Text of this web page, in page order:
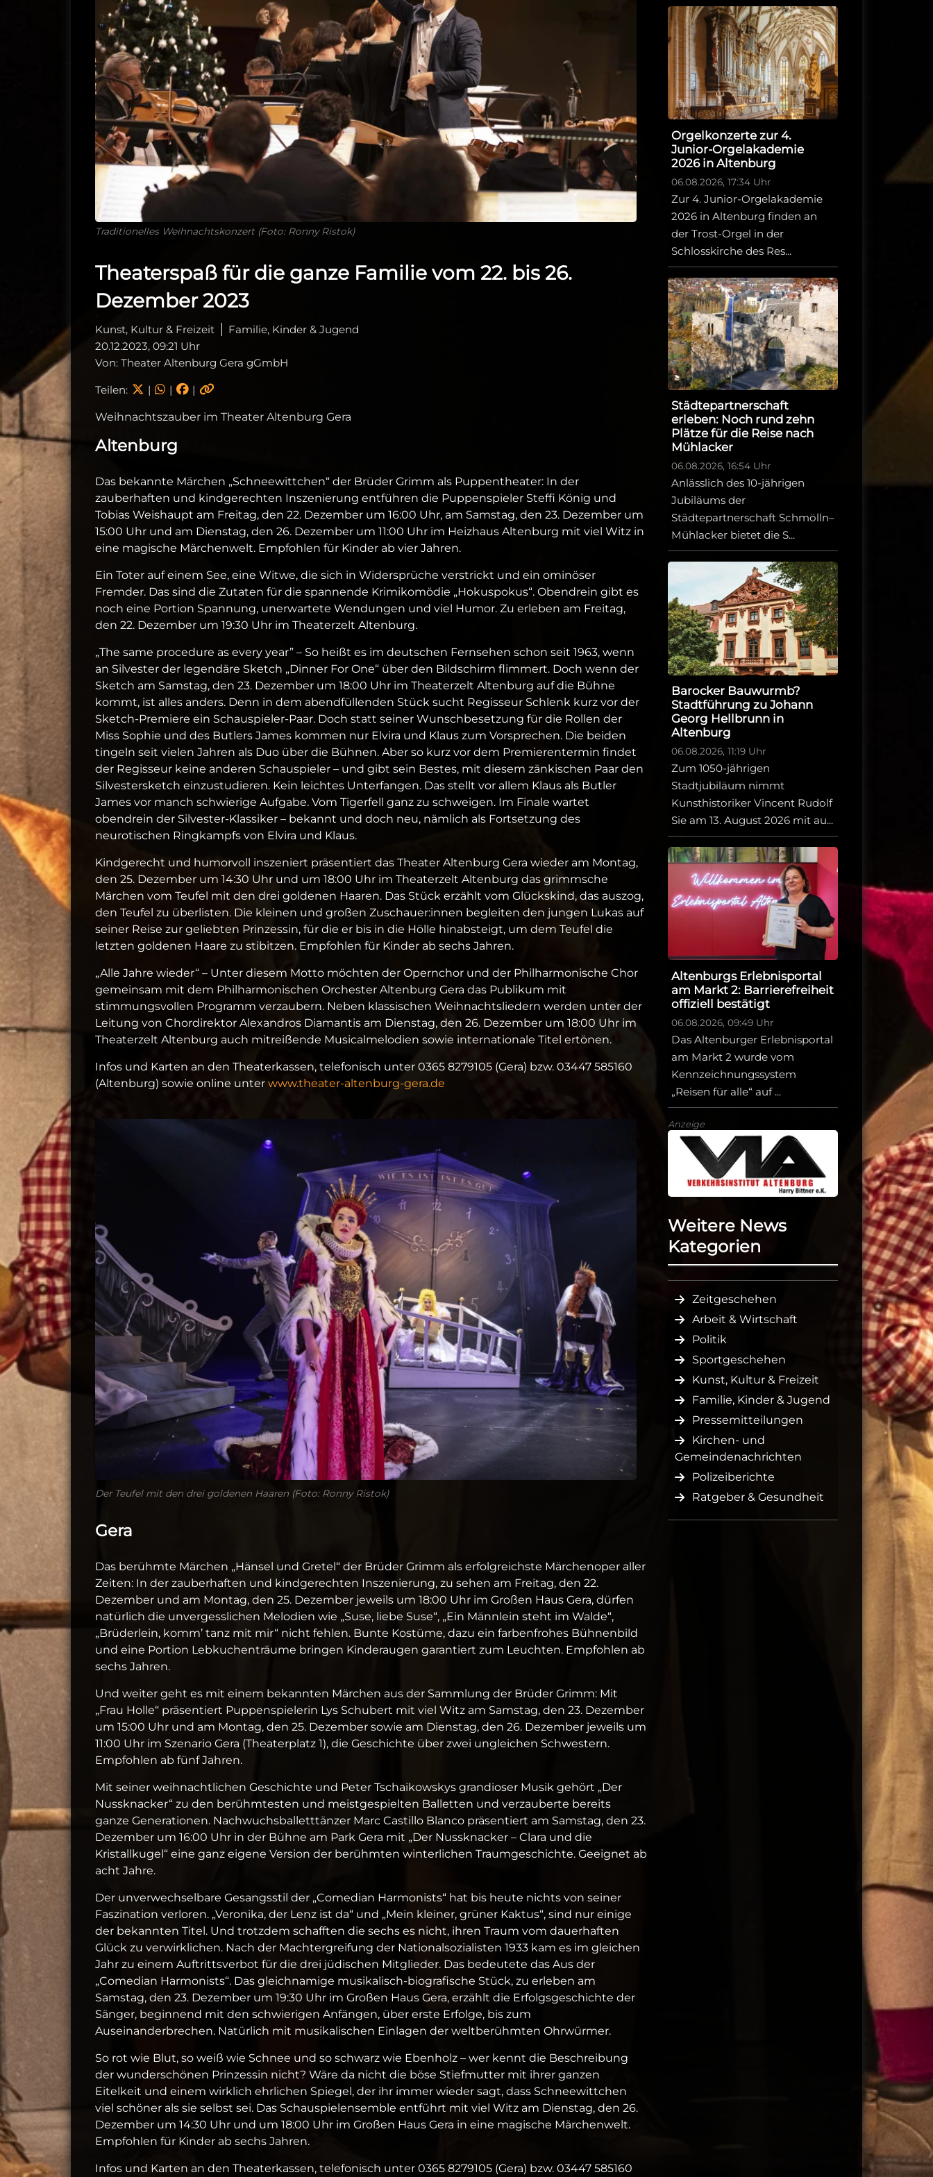
Traditionelles Weihnachtskonzert (Foto: Ronny Ristok)
Theaterspaß für die ganze Familie vom 22. bis 26.
Dezember 2023
Kunst, Kultur & Freizeit
Familie, Kinder & Jugend
20.12.2023, 09:21 Uhr
Von: Theater Altenburg Gera gGmbH
Teilen: | | |
Weihnachtszauber im Theater Altenburg Gera
Altenburg
Das bekannte Märchen „Schneewittchen“ der Brüder Grimm als Puppentheater: In der
zauberhaften und kindgerechten Inszenierung entführen die Puppenspieler Steffi König und
Tobias Weishaupt am Freitag, den 22. Dezember um 16:00 Uhr, am Samstag, den 23. Dezember um
15:00 Uhr und am Dienstag, den 26. Dezember um 11:00 Uhr im Heizhaus Altenburg mit viel Witz in
eine magische Märchenwelt. Empfohlen für Kinder ab vier Jahren.
Ein Toter auf einem See, eine Witwe, die sich in Widersprüche verstrickt und ein ominöser
Fremder. Das sind die Zutaten für die spannende Krimikomödie „Hokuspokus“. Obendrein gibt es
noch eine Portion Spannung, unerwartete Wendungen und viel Humor. Zu erleben am Freitag,
den 22. Dezember um 19:30 Uhr im Theaterzelt Altenburg.
„The same procedure as every year” – So heißt es im deutschen Fernsehen schon seit 1963, wenn
an Silvester der legendäre Sketch „Dinner For One“ über den Bildschirm flimmert. Doch wenn der
Sketch am Samstag, den 23. Dezember um 18:00 Uhr im Theaterzelt Altenburg auf die Bühne
kommt, ist alles anders. Denn in dem abendfüllenden Stück sucht Regisseur Schlenk kurz vor der
Sketch-Premiere ein Schauspieler-Paar. Doch statt seiner Wunschbesetzung für die Rollen der
Miss Sophie und des Butlers James kommen nur Elvira und Klaus zum Vorsprechen. Die beiden
tingeln seit vielen Jahren als Duo über die Bühnen. Aber so kurz vor dem Premierentermin findet
der Regisseur keine anderen Schauspieler – und gibt sein Bestes, mit diesem zänkischen Paar den
Silvestersketch einzustudieren. Kein leichtes Unterfangen. Das stellt vor allem Klaus als Butler
James vor manch schwierige Aufgabe. Vom Tigerfell ganz zu schweigen. Im Finale wartet
obendrein der Silvester-Klassiker – bekannt und doch neu, nämlich als Fortsetzung des
neurotischen Ringkampfs von Elvira und Klaus.
Kindgerecht und humorvoll inszeniert präsentiert das Theater Altenburg Gera wieder am Montag,
den 25. Dezember um 14:30 Uhr und um 18:00 Uhr im Theaterzelt Altenburg das grimmsche
Märchen vom Teufel mit den drei goldenen Haaren. Das Stück erzählt vom Glückskind, das auszog,
den Teufel zu überlisten. Die kleinen und großen Zuschauer:innen begleiten den jungen Lukas auf
seiner Reise zur geliebten Prinzessin, für die er bis in die Hölle hinabsteigt, um dem Teufel die
letzten goldenen Haare zu stibitzen. Empfohlen für Kinder ab sechs Jahren.
„Alle Jahre wieder“ – Unter diesem Motto möchten der Opernchor und der Philharmonische Chor
gemeinsam mit dem Philharmonischen Orchester Altenburg Gera das Publikum mit
stimmungsvollen Programm verzaubern. Neben klassischen Weihnachtsliedern werden unter der
Leitung von Chordirektor Alexandros Diamantis am Dienstag, den 26. Dezember um 18:00 Uhr im
Theaterzelt Altenburg auch mitreißende Musicalmelodien sowie internationale Titel ertönen.
Infos und Karten an den Theaterkassen, telefonisch unter 0365 8279105 (Gera) bzw. 03447 585160
(Altenburg) sowie online unter www.theater-altenburg-gera.de
Der Teufel mit den drei goldenen Haaren (Foto: Ronny Ristok)
Gera
Das berühmte Märchen „Hänsel und Gretel“ der Brüder Grimm als erfolgreichste Märchenoper aller
Zeiten: In der zauberhaften und kindgerechten Inszenierung, zu sehen am Freitag, den 22.
Dezember und am Montag, den 25. Dezember jeweils um 18:00 Uhr im Großen Haus Gera, dürfen
natürlich die unvergesslichen Melodien wie „Suse, liebe Suse“, „Ein Männlein steht im Walde“,
„Brüderlein, komm’ tanz mit mir“ nicht fehlen. Bunte Kostüme, dazu ein farbenfrohes Bühnenbild
und eine Portion Lebkuchenträume bringen Kinderaugen garantiert zum Leuchten. Empfohlen ab
sechs Jahren.
Und weiter geht es mit einem bekannten Märchen aus der Sammlung der Brüder Grimm: Mit
„Frau Holle“ präsentiert Puppenspielerin Lys Schubert mit viel Witz am Samstag, den 23. Dezember
um 15:00 Uhr und am Montag, den 25. Dezember sowie am Dienstag, den 26. Dezember jeweils um
11:00 Uhr im Szenario Gera (Theaterplatz 1), die Geschichte über zwei ungleichen Schwestern.
Empfohlen ab fünf Jahren.
Mit seiner weihnachtlichen Geschichte und Peter Tschaikowskys grandioser Musik gehört „Der
Nussknacker“ zu den berühmtesten und meistgespielten Balletten und verzauberte bereits
ganze Generationen. Nachwuchsballetttänzer Marc Castillo Blanco präsentiert am Samstag, den 23.
Dezember um 16:00 Uhr in der Bühne am Park Gera mit „Der Nussknacker – Clara und die
Kristallkugel“ eine ganz eigene Version der berühmten winterlichen Traumgeschichte. Geeignet ab
acht Jahre.
Der unverwechselbare Gesangsstil der „Comedian Harmonists“ hat bis heute nichts von seiner
Faszination verloren. „Veronika, der Lenz ist da“ und „Mein kleiner, grüner Kaktus“, sind nur einige
der bekannten Titel. Und trotzdem schafften die sechs es nicht, ihren Traum vom dauerhaften
Glück zu verwirklichen. Nach der Machtergreifung der Nationalsozialisten 1933 kam es im gleichen
Jahr zu einem Auftrittsverbot für die drei jüdischen Mitglieder. Das bedeutete das Aus der
„Comedian Harmonists“. Das gleichnamige musikalisch-biografische Stück, zu erleben am
Samstag, den 23. Dezember um 19:30 Uhr im Großen Haus Gera, erzählt die Erfolgsgeschichte der
Sänger, beginnend mit den schwierigen Anfängen, über erste Erfolge, bis zum
Auseinanderbrechen. Natürlich mit musikalischen Einlagen der weltberühmten Ohrwürmer.
So rot wie Blut, so weiß wie Schnee und so schwarz wie Ebenholz – wer kennt die Beschreibung
der wunderschönen Prinzessin nicht? Wäre da nicht die böse Stiefmutter mit ihrer ganzen
Eitelkeit und einem wirklich ehrlichen Spiegel, der ihr immer wieder sagt, dass Schneewittchen
viel schöner als sie selbst sei. Das Schauspielensemble entführt mit viel Witz am Dienstag, den 26.
Dezember um 14:30 Uhr und um 18:00 Uhr im Großen Haus Gera in eine magische Märchenwelt.
Empfohlen für Kinder ab sechs Jahren.
Infos und Karten an den Theaterkassen, telefonisch unter 0365 8279105 (Gera) bzw. 03447 585160
Orgelkonzerte zur 4.
Junior-Orgelakademie
2026 in Altenburg
06.08.2026, 17:34 Uhr
Zur 4. Junior-Orgelakademie
2026 in Altenburg finden an
der Trost-Orgel in der
Schlosskirche des Res...
Städtepartnerschaft
erleben: Noch rund zehn
Plätze für die Reise nach
Mühlacker
06.08.2026, 16:54 Uhr
Anlässlich des 10-jährigen
Jubiläums der
Städtepartnerschaft Schmölln–
Mühlacker bietet die S...
Barocker Bauwurmb?
Stadtführung zu Johann
Georg Hellbrunn in
Altenburg
06.08.2026, 11:19 Uhr
Zum 1050-jährigen
Stadtjubiläum nimmt
Kunsthistoriker Vincent Rudolf
Sie am 13. August 2026 mit au...
Altenburgs Erlebnisportal
am Markt 2: Barrierefreiheit
offiziell bestätigt
06.08.2026, 09:49 Uhr
Das Altenburger Erlebnisportal
am Markt 2 wurde vom
Kennzeichnungssystem
„Reisen für alle“ auf ...
Anzeige
Weitere News
Kategorien
Zeitgeschehen
Arbeit & Wirtschaft
Politik
Sportgeschehen
Kunst, Kultur & Freizeit
Familie, Kinder & Jugend
Pressemitteilungen
Kirchen- und
Gemeindenachrichten
Polizeiberichte
Ratgeber & Gesundheit